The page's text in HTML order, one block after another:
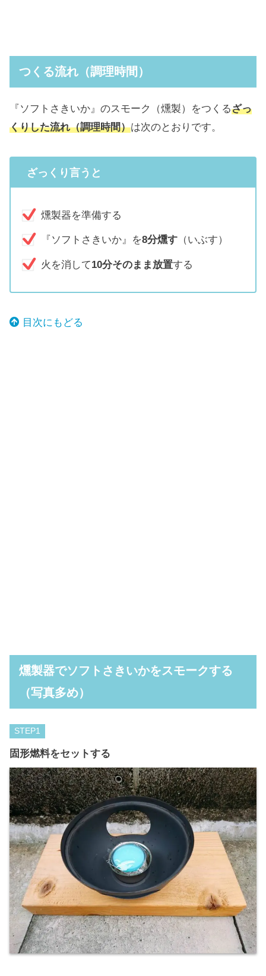
つくる流れ（調理時間）
『ソフトさきいか』のスモーク（燻製）をつくるざっ
くりした流れ（調理時間）は次のとおりです。
ざっくり言うと
燻製器を準備する
『ソフトさきいか』を8分燻す （いぶす）
火を消して10分そのまま放置する
目次にもどる
燻製器でソフトさきいかをスモークする
（写真多め）
STEP
固形燃料をセットする